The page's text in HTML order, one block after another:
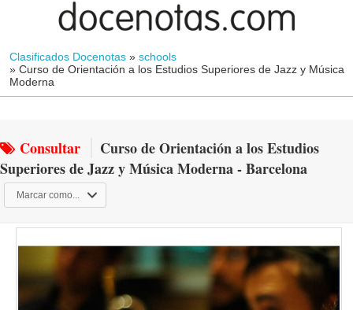
Clasificados Docenotas » schools
» Curso de Orientación a los Estudios Superiores de Jazz y Música
Moderna
Consultar
Curso de Orientación a los Estudios
Superiores de Jazz y Música Moderna - Barcelona
Marcar como...